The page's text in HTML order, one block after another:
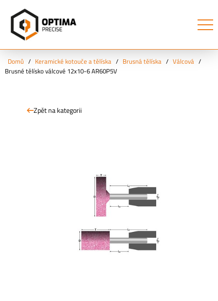
Domů / Keramické kotouče a tělíska / Brusná tělíska / Válcová /
Brusné tělísko válcové 12x10-6 AR60P5V
Zpět na kategorii